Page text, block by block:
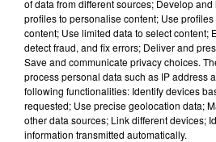
plages du
6 août 2026
À LA UNE :
Relandeau,
Amel Bent en...
of data from different sources; Develop
profiles to personalise content; Use
content; Use limited data to select content;
detect fraud, and fix errors; Deliver and
Save and communicate privacy choices.
process personal data such as IP address
following functionalities: Identify devices
requested; Use precise geolocation data;
other data sources; Link different devices;
information transmitted automatically.